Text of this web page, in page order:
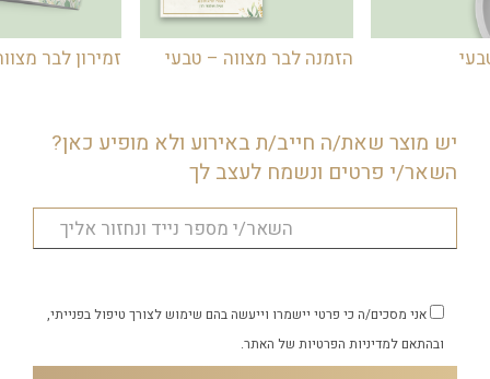
הזמנה לבר מצווה – טבעי זמירון לבר
יש מוצר שאת/ה חייב/ת באירוע ולא מופיע כאן?
השאר/י פרטים ונשמח לעצב לך
אני מסכים/ה כי פרטי יישמרו וייעשה בהם שימוש לצורך טיפול בפנייתי,
ובהתאם למדיניות הפרטיות של האתר.